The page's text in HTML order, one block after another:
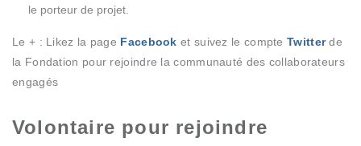
le porteur de projet.
Le + : Likez la page Facebook et suivez le compteTwitterde
la Fondation pour rejoindre la communauté des collaborateurs
engagés
Volontaire pour rejoindre